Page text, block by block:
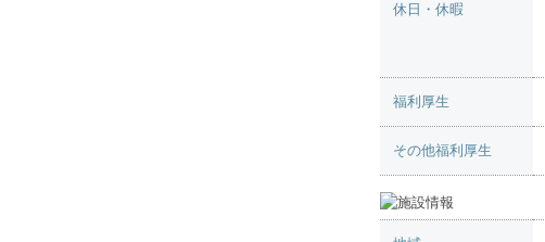
休日・休暇
福利厚生
その他福利厚生